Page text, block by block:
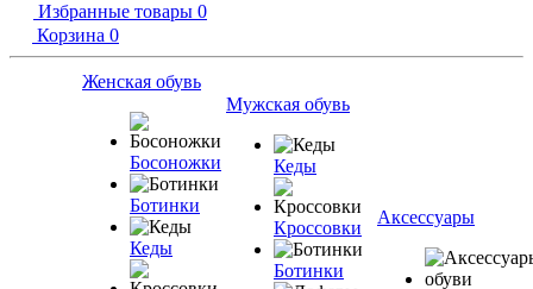
Избранные товары 0
Корзина 0
Женская обувь
Босоножки
Ботинки
Кеды
Мужская обувь
Кеды
Кроссовки
Ботинки
Аксессуары